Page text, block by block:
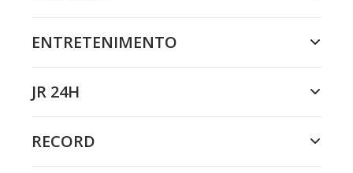
ENTRETENIMENTO
JR 24H
RECORD